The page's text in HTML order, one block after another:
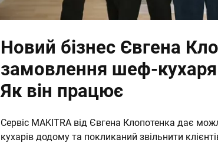
Новий бізнес Євгена
замовлення шеф-
Як він працює
Сервіс MAKITRA від Євгена Клопотенка дає
кухарів додому та покликаний звільнити